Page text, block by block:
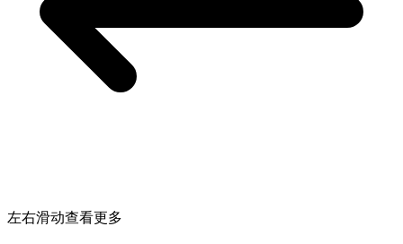
左右滑动查看更多